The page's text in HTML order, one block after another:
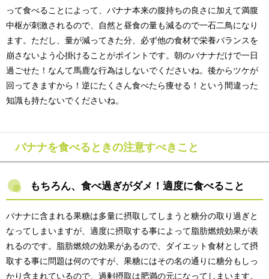
って食べることによって、バナナ本来の腹持ちの良さに加えて満腹
中枢が刺激されるので、自然と昼食の量も減るので一石二鳥になり
ます。ただし、量が減ってきた分、必ず他の食材で栄養バランスを
崩さないよう心掛けることがポイントです。朝のバナナだけで一日
過ごせた！なんて馬鹿な行為はしないでくださいね。後からツケが
回ってきますから！逆にたくさん食べたら痩せる！という間違った
知識も持たないでくださいね。
バナナを食べるときの注意すべきこと
もちろん、食べ過ぎがダメ！ 適度に食べること
バナナに含まれる果糖は多量に摂取してしまうと糖分の取り過ぎと
なってしまいますが、適度に摂取する事によって脂肪燃焼効果が表
れるのです。脂肪燃焼の効果があるので、ダイエット食材として摂
取する事に問題は何のですが、果糖にはその名の通りに糖分もしっ
かり含まれているので、過剰摂取は肥満の元になってしまいます。